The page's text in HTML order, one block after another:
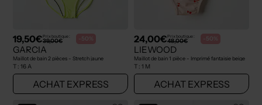
19,50€Prix boutique :
39,00€ -50%
GARCIA
Maillot de bain 2 pièces - Stretch jaune
T : 16 A
ACHAT EXPRESS
24,00€Prix boutique :
48,00€ -50%
LIEWOOD
Maillot de bain 1 pièce - Imprimé fantaisie beige
T : 1 M
ACHAT EXPRESS